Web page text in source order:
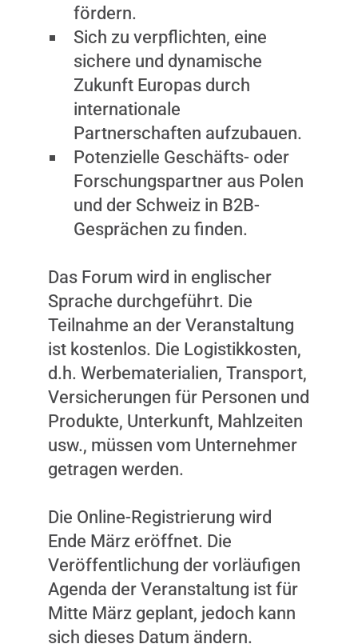
fördern.
Sich zu verpflichten, eine
sichere und dynamische
Zukunft Europas durch
internationale
Partnerschaften aufzubauen.
Potenzielle Geschäfts- oder
Forschungspartner aus Polen
und der Schweiz in B2B-
Gesprächen zu finden.
Das Forum wird in englischer
Sprache durchgeführt. Die
Teilnahme an der Veranstaltung
ist kostenlos. Die Logistikkosten,
d.h. Werbematerialien, Transport,
Versicherungen für Personen und
Produkte, Unterkunft, Mahlzeiten
usw., müssen vom Unternehmer
getragen werden.
Die Online-Registrierung wird
Ende März eröffnet. Die
Veröffentlichung der vorläufigen
Agenda der Veranstaltung ist für
Mitte März geplant, jedoch kann
sich dieses Datum ändern.